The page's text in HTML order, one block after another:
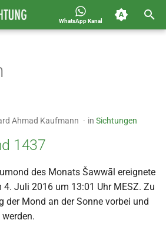
WhatsApp Kanal
n.H.
Ahmad Kaufmann in Sichtungen
1437
des Monats Šawwāl ereignete
Juli 2016 um 13:01 Uhr MESZ. Zu
der Mond an der Sonne vorbei und